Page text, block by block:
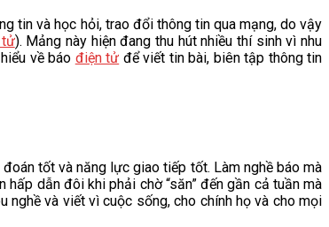
tin và học hỏi, trao đổi thông tin qua mạng, do vậy
). Mảng này hiện đang thu hút nhiều thí sinh vì nhu
về báo điện tử để viết tin bài, biên tập thông tin
tốt và năng lực giao tiếp tốt. Làm nghề báo mà
dẫn đôi khi phải chờ “săn” đến gần cả tuần mà
và viết vì cuộc sống, cho chính họ và cho mọi